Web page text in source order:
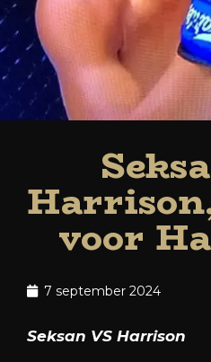
voor
7 september 2024
Seksan VS Harrison